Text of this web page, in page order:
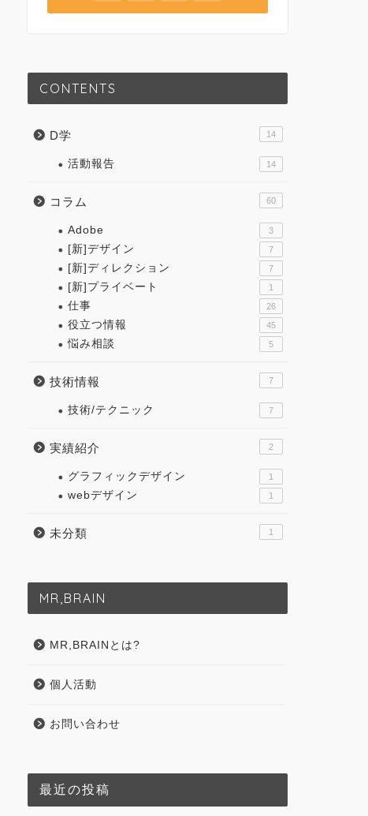
CONTENTS
D学 14
活動報告 14
コラム 60
Adobe 3
[新]デザイン 7
[新]ディレクション 7
[新]プライベート 1
仕事 26
役立つ情報 45
悩み相談 5
技術情報 7
技術/テクニック 7
実績紹介 2
グラフィックデザイン 1
webデザイン 1
未分類 1
MR,BRAIN
MR,BRAINとは?
個人活動
お問い合わせ
最近の投稿